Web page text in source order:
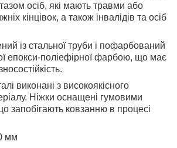
осіб, які мають травми або
кінцівок, а також інвалідів та осіб
із стальної труби і пофарбований
епокси-поліефірної фарбою, що має
виконані з високоякісного
Ніжки оснащені гумовими
запобігають ковзанню в процесі
мм